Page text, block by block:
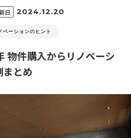
日 2024.12.20
ベーションのヒント
物件購入からリノベーシ
まとめ